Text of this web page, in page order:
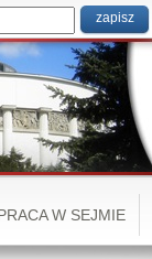
W SEJMIE